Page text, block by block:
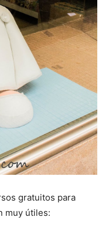
gratuitos para
muy útiles: